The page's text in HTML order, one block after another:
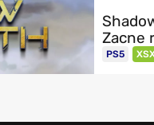
Zacne
PS5